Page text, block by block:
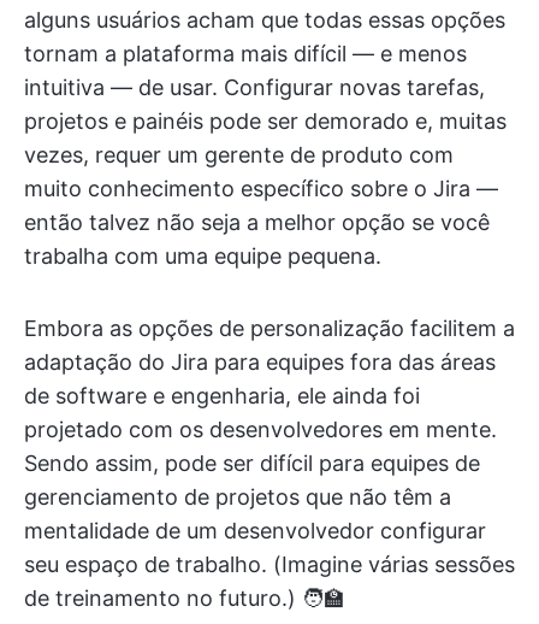
alguns usuários acham que todas essas opções
tornam a plataforma mais difícil — e menos
intuitiva — de usar. Configurar novas tarefas,
projetos e painéis pode ser demorado e, muitas
vezes, requer um gerente de produto com
muito conhecimento específico sobre o Jira —
então talvez não seja a melhor opção se você
trabalha com uma equipe pequena.
Embora as opções de personalização facilitem a
adaptação do Jira para equipes fora das áreas
de software e engenharia, ele ainda foi
projetado com os desenvolvedores em mente.
Sendo assim, pode ser difícil para equipes de
gerenciamento de projetos que não têm a
mentalidade de um desenvolvedor configurar
seu espaço de trabalho. (Imagine várias sessões
de treinamento no futuro.) 🧑‍🏫